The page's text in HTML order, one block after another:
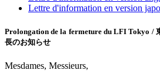
Lettre d'information en version
Prolongation de la fermeture du LFI Tokyo /
長のお知らせ
Mesdames, Messieurs,